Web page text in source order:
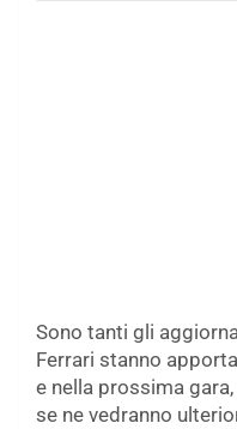
Sono tanti gli
Ferrari stanno
e nella prossima
se ne vedranno